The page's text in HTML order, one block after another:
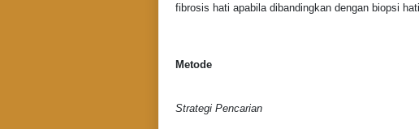
fibrosis hati apabila dibandingkan dengan biopsi
Metode
Strategi Pencarian